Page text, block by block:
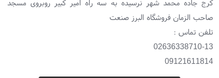
کرج جاده محمد شهر نرسیده به سه راه امیر کبیر روبروی مسجد
صاحب الزمان فروشگاه البرز صنعت
تلفن تماس :
02636338710-13
09121611814